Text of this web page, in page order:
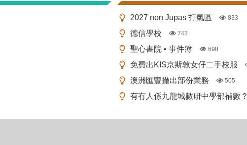
2027 non Jupas 打氣區 833
德信學校 743
聖心書院 • 事件簿 698
免費出KIS京斯敦女仔二手校服
澳洲匯豐撤出部份業務 505
有冇人係九龍城數研中學部補數？